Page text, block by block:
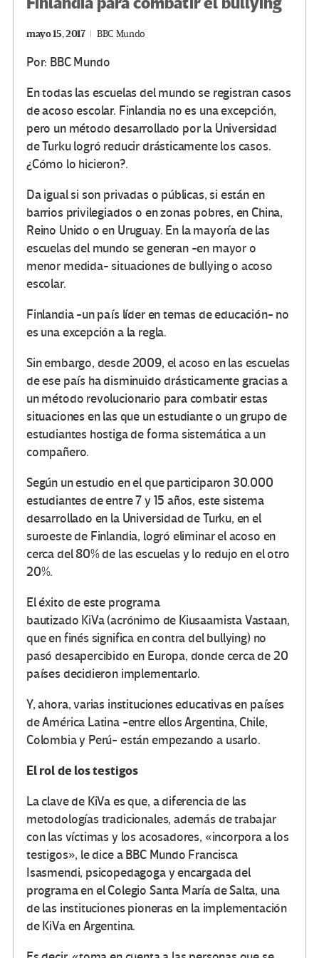
mayo 15, 2017 BBC Mundo
Por: BBC Mundo
En todas las escuelas del mundo se registran casos
de acoso escolar. Finlandia no es una excepción,
pero un método desarrollado por la Universidad
de Turku logró reducir drásticamente los casos.
¿Cómo lo hicieron?.
Da igual si son privadas o públicas, si están en
barrios privilegiados o en zonas pobres, en China,
Reino Unido o en Uruguay. En la mayoría de las
escuelas del mundo se generan -en mayor o
menor medida- situaciones de bullying o acoso
escolar.
Finlandia -un país líder en temas de educación- no
es una excepción a la regla.
Sin embargo, desde 2009, el acoso en las escuelas
de ese país ha disminuido drásticamente gracias a
un método revolucionario para combatir estas
situaciones en las que un estudiante o un grupo de
estudiantes hostiga de forma sistemática a un
compañero.
Según un estudio en el que participaron 30.000
estudiantes de entre 7 y 15 años, este sistema
desarrollado en la Universidad de Turku, en el
suroeste de Finlandia, logró eliminar el acoso en
cerca del 80% de las escuelas y lo redujo en el otro
20%.
El éxito de este programa
bautizado KiVa (acrónimo de Kiusaamista Vastaan,
que en finés significa en contra del bullying) no
pasó desapercibido en Europa, donde cerca de 20
países decidieron implementarlo.
Y, ahora, varias instituciones educativas en países
de América Latina -entre ellos Argentina, Chile,
Colombia y Perú- están empezando a usarlo.
El rol de los testigos
La clave de KiVa es que, a diferencia de las
metodologías tradicionales, además de trabajar
con las víctimas y los acosadores, «incorpora a los
testigos», le dice a BBC Mundo Francisca
Isasmendi, psicopedagoga y encargada del
programa en el Colegio Santa María de Salta, una
de las instituciones pioneras en la implementación
de KiVa en Argentina.